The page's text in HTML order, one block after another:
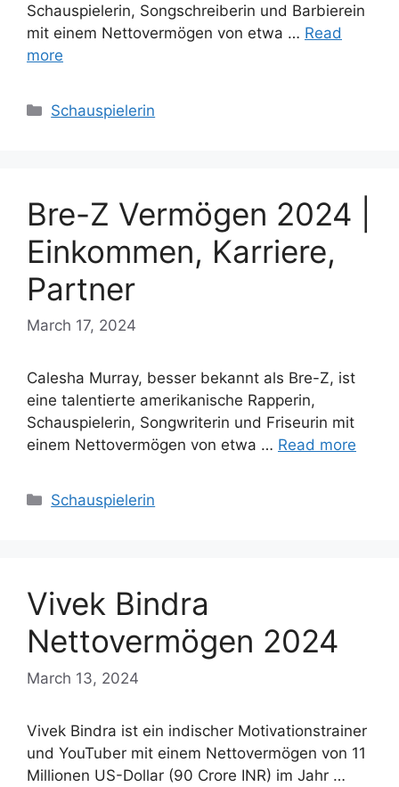
Schauspielerin, Songschreiberin und Barbierein
mit einem Nettovermögen von etwa … Read
more
Categories
Schauspielerin
Bre-Z Vermögen 2024 |
Einkommen, Karriere,
Partner
March 17, 2024
Calesha Murray, besser bekannt als Bre-Z, ist
eine talentierte amerikanische Rapperin,
Schauspielerin, Songwriterin und Friseurin mit
einem Nettovermögen von etwa … Read more
Categories
Schauspielerin
Vivek Bindra
Nettovermögen 2024
March 13, 2024
Vivek Bindra ist ein indischer Motivationstrainer
und YouTuber mit einem Nettovermögen von 11
Millionen US-Dollar (90 Crore INR) im Jahr …